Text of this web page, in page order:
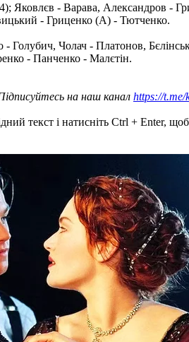
Яковлєв - Варава, Александров -
- Гриценко (А) - Тютченко.
Голубич, Чолач - Платонов,
- Панченко - Малєтін.
на наш канал https://t.me/
текст і натисніть Ctrl + Enter,